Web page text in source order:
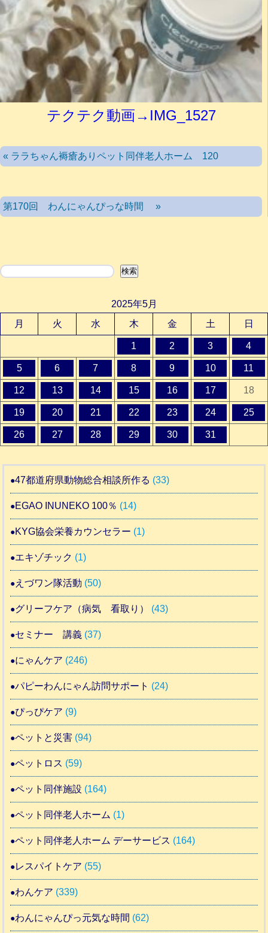
テクテク動画→IMG_1527
« ララちゃん褥瘡ありペット同伴老人ホーム 120
第170回 わんにゃんぴっな時間 »
検索 検索
2025年5月
月
火 水 木 金 土 日
1 2 3 4
5 6 7 8 9 10 11
12 13 14 15 16 17 18
19 20 21 22 23 24 25
26 27 28 29 30 31
47都道府県動物総合相談所作る (33)
EGAO INUNEKO 100％ (14)
KYG協会栄養カウンセラー (1)
エキゾチック (1)
えづワン隊活動 (50)
グリーフケア（病気 看取り） (43)
セミナー 講義 (37)
にゃんケア (246)
パピーわんにゃん訪問サポート (24)
ぴっぴケア (9)
ペットと災害 (94)
ペットロス (59)
ペット同伴施設 (164)
ペット同伴老人ホーム (1)
ペット同伴老人ホーム デーサービス (164)
レスパイトケア (55)
わんケア (339)
わんにゃんぴっ元気な時間 (62)